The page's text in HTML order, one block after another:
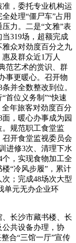
，委托专业机构运
处理“僵尸车”占用
力。二是“文雅”表
319场，超额完成
众对劲度百分之九
及群众近1万人
范艺术的赏识、群
事更暖心。召开物
并全数整改到位。
首位义务制”“快速
年旅客对劲度百分
，暖心办事成为园
。规范职工食堂监
开食堂监视委员会
进修3次、清理下水
，实现食物加工全
“冷风步履”，累计
；完成48场次大型
单元无办企业环
长沙市藏书楼、长
共设备办理，协
合“三馆一厅”宣传